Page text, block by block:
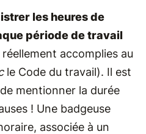
les heures de
période de travail
accomplies au
le Code du travail). Il est
mentionner la durée
! Une badgeuse
associée à un